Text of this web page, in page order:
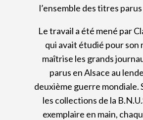
l’ensemble des titres
Le travail a été mené par
qui avait étudié pour son
maîtrise les grands
parus en Alsace au
deuxième guerre mondiale.
les collections de la
exemplaire en main,